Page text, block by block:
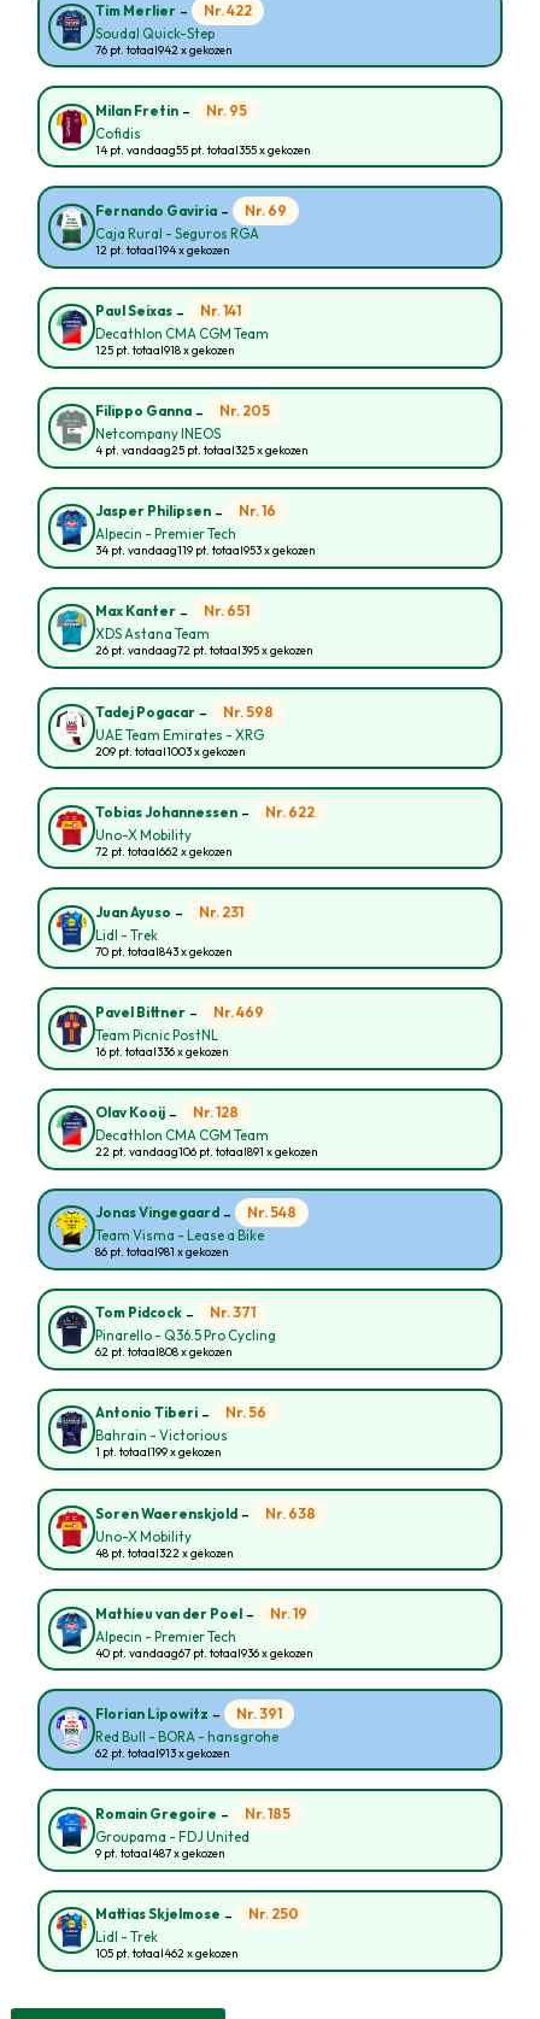
Tim Merlier - Nr. 422
Soudal Quick-Step
76 pt. totaal942 x gekozen
Milan Fretin - Nr. 95
Cofidis
14 pt. vandaag55 pt. totaal355 x gekozen
Fernando Gaviria - Nr. 69
Caja Rural - Seguros RGA
12 pt. totaal194 x gekozen
Paul Seixas - Nr. 141
Decathlon CMA CGM Team
125 pt. totaal918 x gekozen
Filippo Ganna - Nr. 205
Netcompany INEOS
4 pt. vandaag25 pt. totaal325 x gekozen
Jasper Philipsen - Nr. 16
Alpecin - Premier Tech
34 pt. vandaag119 pt. totaal953 x gekozen
Max Kanter - Nr. 651
XDS Astana Team
26 pt. vandaag72 pt. totaal395 x gekozen
Tadej Pogacar - Nr. 598
UAE Team Emirates - XRG
209 pt. totaal1003 x gekozen
Tobias Johannessen - Nr. 622
Uno-X Mobility
72 pt. totaal662 x gekozen
Juan Ayuso - Nr. 231
Lidl - Trek
70 pt. totaal843 x gekozen
Pavel Bittner - Nr. 469
Team Picnic PostNL
16 pt. totaal336 x gekozen
Olav Kooij - Nr. 128
Decathlon CMA CGM Team
22 pt. vandaag106 pt. totaal891 x gekozen
Jonas Vingegaard - Nr. 548
Team Visma - Lease a Bike
86 pt. totaal981 x gekozen
Tom Pidcock - Nr. 371
Pinarello - Q36.5 Pro Cycling
62 pt. totaal808 x gekozen
Antonio Tiberi - Nr. 56
Bahrain - Victorious
1 pt. totaal199 x gekozen
Soren Waerenskjold - Nr. 638
Uno-X Mobility
48 pt. totaal322 x gekozen
Mathieu van der Poel - Nr. 19
Alpecin - Premier Tech
40 pt. vandaag67 pt. totaal936 x gekozen
Florian Lipowitz - Nr. 391
Red Bull - BORA - hansgrohe
62 pt. totaal913 x gekozen
Romain Gregoire - Nr. 185
Groupama - FDJ United
9 pt. totaal487 x gekozen
Mattias Skjelmose - Nr. 250
Lidl - Trek
105 pt. totaal462 x gekozen